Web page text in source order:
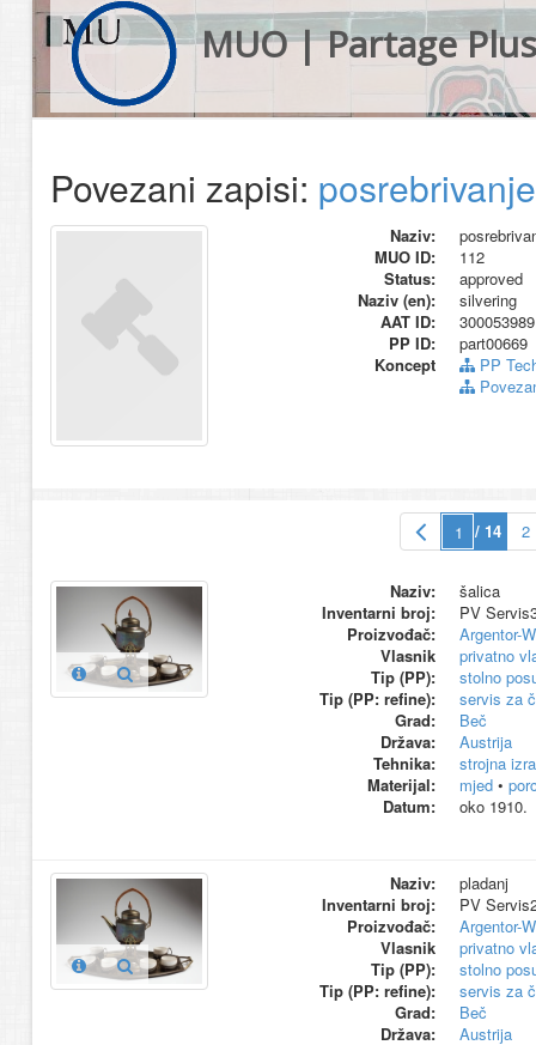
MUO | Partage Plus
Povezani zapisi: posrebrivanje
Naziv:
MUO ID:
112
Status:
approved
Naziv (en):
silvering
AAT ID:
300053989
PP ID:
part00669
Koncept
PP
/ 14 2
Naziv:
šalica
Inventarni broj:
PV
Proizvođač:
Argentor-
Vlasnik
privatno
Tip (PP):
stolno
Tip (PP: refine):
servis za
Grad:
Beč
Država:
Austrija
Tehnika:
strojna
Materijal:
mjed•
Datum:
oko 1910.
Naziv:
pladanj
Inventarni broj:
PV
Proizvođač:
Argentor-
Vlasnik
privatno
Tip (PP):
stolno
Tip (PP: refine):
servis za
Grad:
Beč
Država:
Austrija